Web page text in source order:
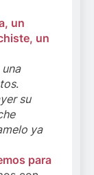
un
un
.
su
ya
para